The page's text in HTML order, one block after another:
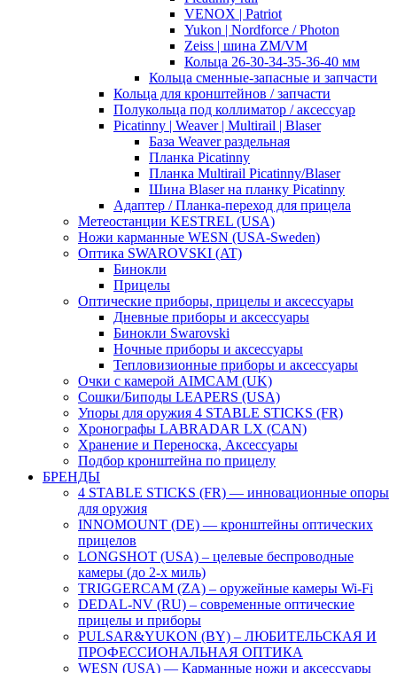
VENOX | Patriot
Yukon | Nordforce / Photon
Zeiss | шина ZM/VM
Кольца 26-30-34-35-36-40 мм
Кольца сменные-запасные и запчасти
Кольца для кронштейнов / запчасти
Полукольца под коллиматор / аксессуар
Picatinny | Weaver | Multirail | Blaser
База Weaver раздельная
Планка Picatinny
Планка Multirail Picatinny/Blaser
Шина Blaser на планку Picatinny
Адаптер / Планка-переход для прицела
Метеостанции KESTREL (USA)
Ножи карманные WESN (USA-Sweden)
Оптика SWAROVSKI (AT)
Бинокли
Прицелы
Оптические приборы, прицелы и аксессуары
Дневные приборы и аксессуары
Бинокли Swarovski
Ночные приборы и аксессуары
Тепловизионные приборы и аксессуары
Очки с камерой AIMCAM (UK)
Сошки/Биподы LEAPERS (USA)
Упоры для оружия 4 STABLE STICKS (FR)
Хронографы LABRADAR LX (CAN)
Хранение и Переноска, Аксессуары
Подбор кронштейна по прицелу
БРЕНДЫ
4 STABLE STICKS (FR) — инновационные опоры
для оружия
INNOMOUNT (DE) — кронштейны оптических
прицелов
LONGSHOT (USA) – целевые беспроводные
камеры (до 2-х миль)
TRIGGERCAM (ZA) – оружейные камеры Wi-Fi
DEDAL-NV (RU) – современные оптические
прицелы и приборы
PULSAR&YUKON (BY) – ЛЮБИТЕЛЬСКАЯ И
ПРОФЕССИОНАЛЬНАЯ ОПТИКА
WESN (USA) — Карманные ножи и аксессуары